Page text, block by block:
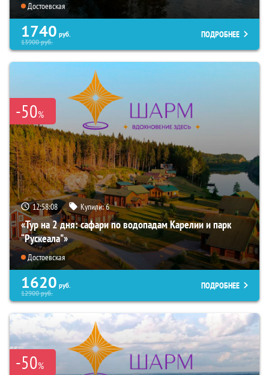
Достоевская
1740 руб.
13900руб.
ПОДРОБНЕЕ
-50%
12:58:07 Купили:6
«Тур на 2 дня: сафари по водопадам Карелии и парк
“Рускеала"»
Достоевская
1620 руб.
12900руб.
ПОДРОБНЕЕ
-50%